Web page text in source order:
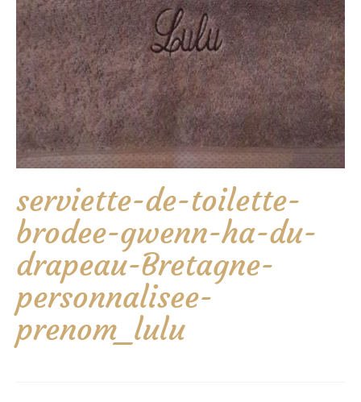
serviette-de-toilette-
brodee-gwenn-ha-du-
drapeau-Bretagne-
personnalisee-
prenom_lulu